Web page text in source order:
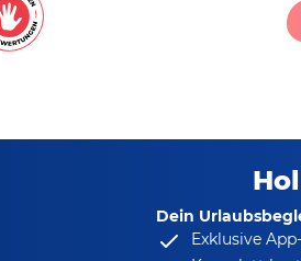
Dein
Exklusive